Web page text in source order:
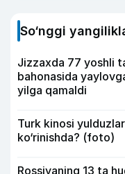
So‘nggi
Jizzaxda 77 yoshli
bahonasida
yilga qamaldi
Turk kinosi
ko‘rinishda? (foto)
Rossiyaning 13 ta